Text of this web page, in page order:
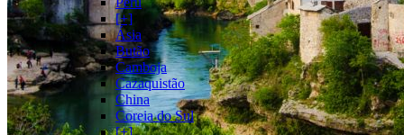
[+]
Ásia
Butão
Camboja
Cazaquistão
China
Coreia do Sul
[+]